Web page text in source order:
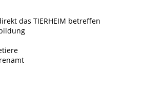
das TIERHEIM betreffen